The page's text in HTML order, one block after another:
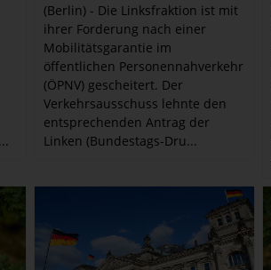
(Berlin) - Die Linksfraktion ist mit
ihrer Forderung nach einer
Mobilitätsgarantie im
öffentlichen Personennahverkehr
(ÖPNV) gescheitert. Der
Verkehrsausschuss lehnte den
entsprechenden Antrag der
Linken (Bundestags-Dru...